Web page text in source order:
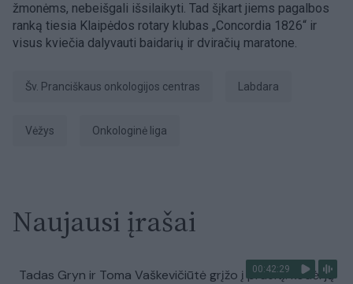
žmonėms, nebeišgali išsilaikyti. Tad šįkart jiems pagalbos
ranką tiesia Klaipėdos rotary klubas „Concordia 1826“ ir
visus kviečia dalyvauti baidarių ir dviračių maratone.
Šv. Pranciškaus onkologijos centras labdara
Vėžys onkologinė liga
Naujausi įrašai
00:42:29
Tadas Gryn ir Toma Vaškevičiūtė grįžo į praeitį: kodėl jų